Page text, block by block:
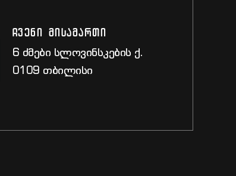
ჩვენი მისამართი
6 ძმები სლოვინსკების ქ.
0109 თბილისი